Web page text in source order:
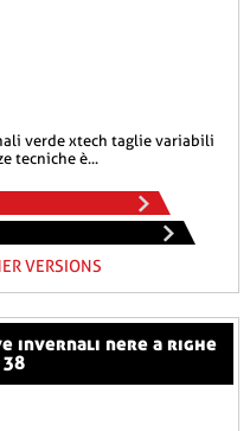
tecniche è...
VERSIONS